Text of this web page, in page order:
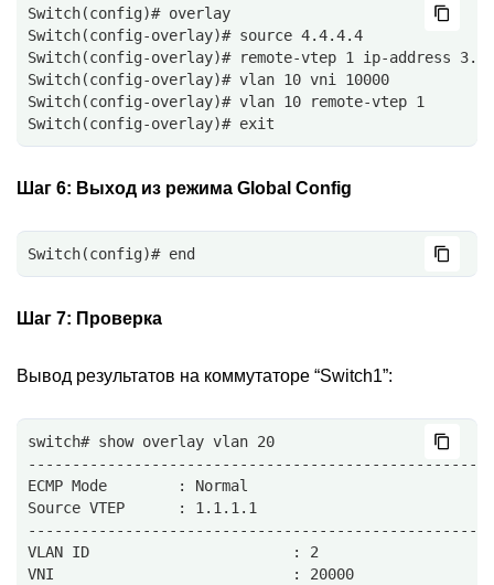
Switch(config)# overlay
Switch(config-overlay)# source 4.4.4.4
Switch(config-overlay)# remote-vtep 1 ip-address
Switch(config-overlay)# vlan 10 vni 10000
Switch(config-overlay)# vlan 10 remote-vtep 1
Switch(config-overlay)# exit
Шаг 6: Выход из режима Global Config
Switch(config)# end
Шаг 7: Проверка
Вывод результатов на коммутаторе “Switch1”:
switch# show overlay vlan 20
ECMP Mode        : Normal
Source VTEP      : 1.1.1.1
VLAN ID                       : 2
VNI                           : 20000